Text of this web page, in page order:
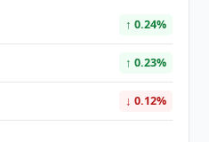
↑ 0.24%
↑ 0.23%
↓ 0.12%